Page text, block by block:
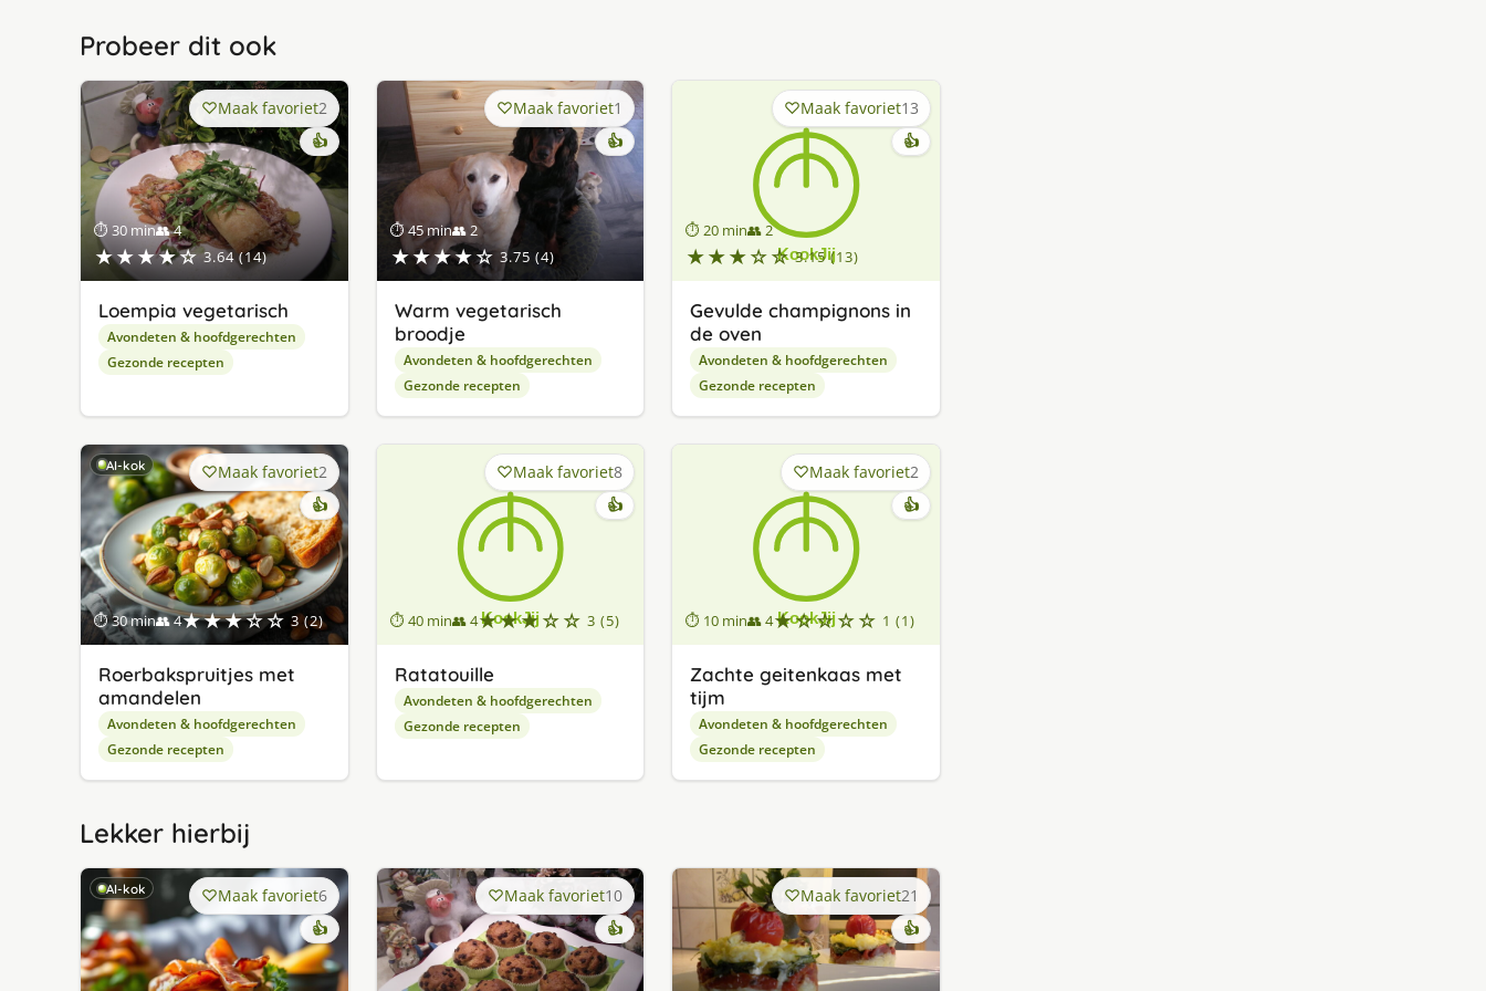
Probeer dit ook
⏱ 30 min👥 4
★★★★☆ 3.64 (14)
Maak favoriet2
👍
Loempia vegetarisch
Avondeten & hoofdgerechten
Gezonde recepten
⏱ 45 min👥 2
★★★★☆ 3.75 (4)
Maak favoriet1
👍
Warm vegetarisch
broodje
Avondeten & hoofdgerechten
Gezonde recepten
⏱ 20 min👥 2
★★★☆☆ 3.15 (13)
Maak favoriet13
👍
Gevulde champignons in
de oven
Avondeten & hoofdgerechten
Gezonde recepten
AI-kok
⏱ 30 min👥 4★★★☆☆ 3 (2)
Maak favoriet2
👍
Roerbakspruitjes met
amandelen
Avondeten & hoofdgerechten
Gezonde recepten
⏱ 40 min👥 4★★★☆☆ 3 (5)
Maak favoriet8
👍
Ratatouille
Avondeten & hoofdgerechten
Gezonde recepten
⏱ 10 min👥 4★☆☆☆☆ 1 (1)
Maak favoriet2
👍
Zachte geitenkaas met
tijm
Avondeten & hoofdgerechten
Gezonde recepten
Lekker hierbij
AI-kok Maak favoriet6
👍
Maak favoriet10
👍
Maak favoriet21
👍